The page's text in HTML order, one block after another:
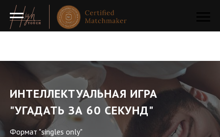
ИНТЕЛЛЕКТУАЛЬНАЯ ИГРА
"УГАДАТЬ ЗА 60 СЕКУНД"
Формат "singles only"